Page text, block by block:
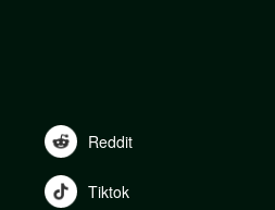
Reddit
Tiktok